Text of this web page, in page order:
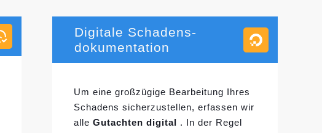
Digitale Schadens-
dokumentation
Um eine großzügige Bearbeitung Ihres
Schadens sicherzustellen, erfassen wir
alleGutachten digital
. In der Regel